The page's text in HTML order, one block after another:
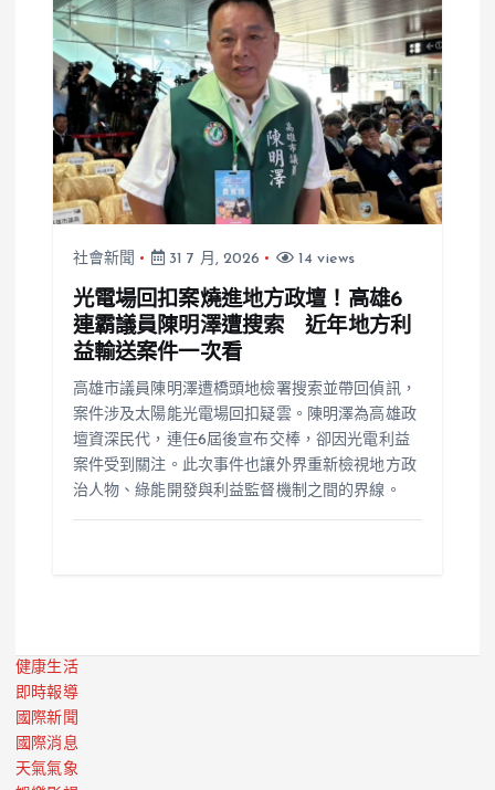
社會新聞 31 7 月, 2026 14 views
光電場回扣案燒進地方政壇！高雄6
連霸議員陳明澤遭搜索 近年地方利
益輸送案件一次看
高雄市議員陳明澤遭橋頭地檢署搜索並帶回偵訊，
案件涉及太陽能光電場回扣疑雲。陳明澤為高雄政
壇資深民代，連任6屆後宣布交棒，卻因光電利益
案件受到關注。此次事件也讓外界重新檢視地方政
治人物、綠能開發與利益監督機制之間的界線。
健康生活
即時報導
國際新聞
國際消息
天氣氣象